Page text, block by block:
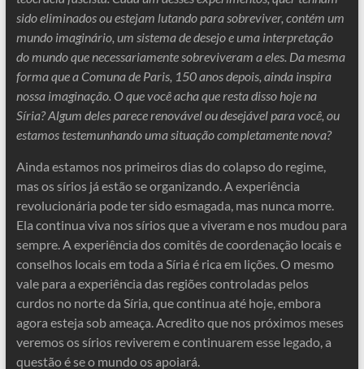
sido eliminados ou estejam lutando para sobreviver, contém um
mundo imaginário, um sistema de desejo e uma interpretação
do mundo que necessariamente sobreviveram a eles. Da mesma
forma que a Comuna de Paris, 150 anos depois, ainda inspira
nossa imaginação. O que você acha que resta disso hoje na
Síria? Algum deles parece renovável ou desejável para você, ou
estamos testemunhando uma situação completamente nova?
Ainda estamos nos primeiros dias do colapso do regime,
mas os sírios já estão se organizando. A experiência
revolucionária pode ter sido esmagada, mas nunca morre.
Ela continua viva nos sírios que a viveram e nos mudou para
sempre. A experiência dos comitês de coordenação locais e
conselhos locais em toda a Síria é rica em lições. O mesmo
vale para a experiência das regiões controladas pelos
curdos no norte da Síria, que continua até hoje, embora
agora esteja sob ameaça. Acredito que nos próximos meses
veremos os sírios reviverem e continuarem esse legado, a
questão é se o mundo os apoiará.